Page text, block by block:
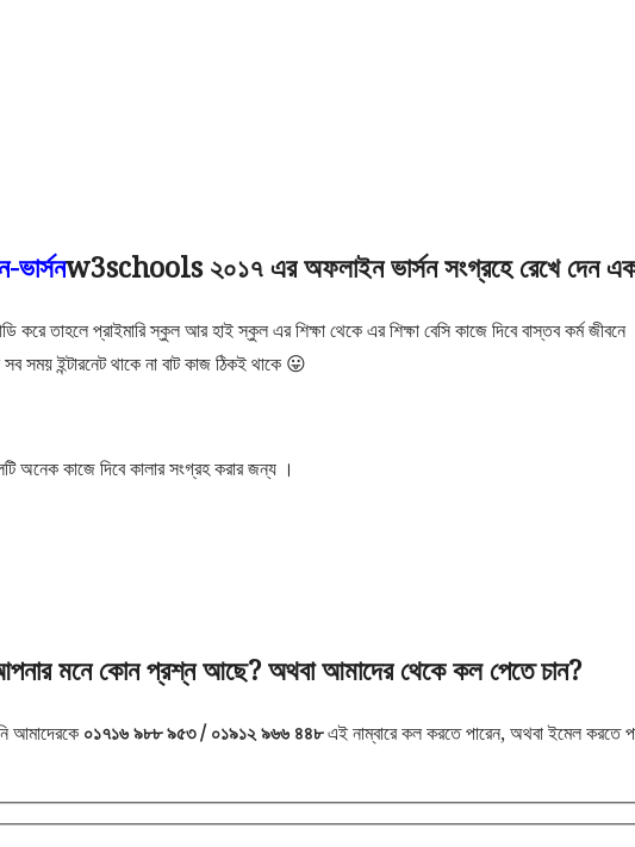
w3schools ২০১৭ এর অফলাইন ভার্সন সংগ্রহে রেখে দেন এক
তাহলে প্রাইমারি স্কুল আর হাই স্কুল এর শিক্ষা থেকে এর শিক্ষা বেসি কাজে দিবে বাস্তব কর্ম জীবনে
ইন্টারনেট থাকে না বাট কাজ ঠিকই থাকে 😛
অনেক কাজে দিবে কালার সংগ্রহ করার জন্য ।
মনে কোন প্রশ্ন আছে? অথবা আমাদের থেকে কল পেতে চান?
আমাদেরকে ০১৭১৬ ৯৮৮ ৯৫৩ / ০১৯১২ ৯৬৬ ৪৪৮এই নাম্বারে কল করতে পারেন, অথবা ইমেল করতে